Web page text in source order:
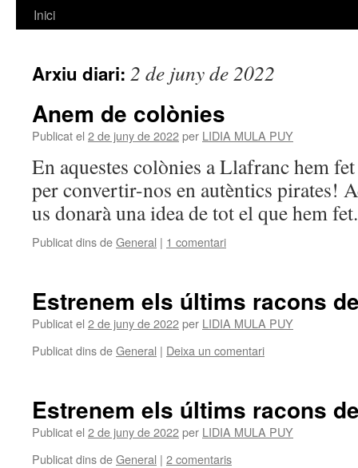
Vés
contingut
Inici
Arxiu diari: 2 de juny de 2022
Anem de colònies
Publicat el 2 de juny de 2022per LIDIA MULA PUY
En aquestes colònies a Llafranc hem
per convertir-nos en autèntics pirates!
us donarà una idea de tot el que hem fet.
Publicat dins deGeneral | 1 comentari
Estrenem els últims racons
Publicat el 2 de juny de 2022per LIDIA MULA PUY
Publicat dins deGeneral | Deixa un comentari
Estrenem els últims racons
Publicat el 2 de juny de 2022per LIDIA MULA PUY
Publicat dins deGeneral | 2 comentaris